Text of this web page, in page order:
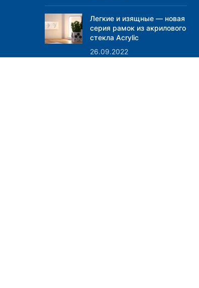
Легкие и изящные — новая
серия рамок из акрилового
стекла Acrylic
26.09.2022